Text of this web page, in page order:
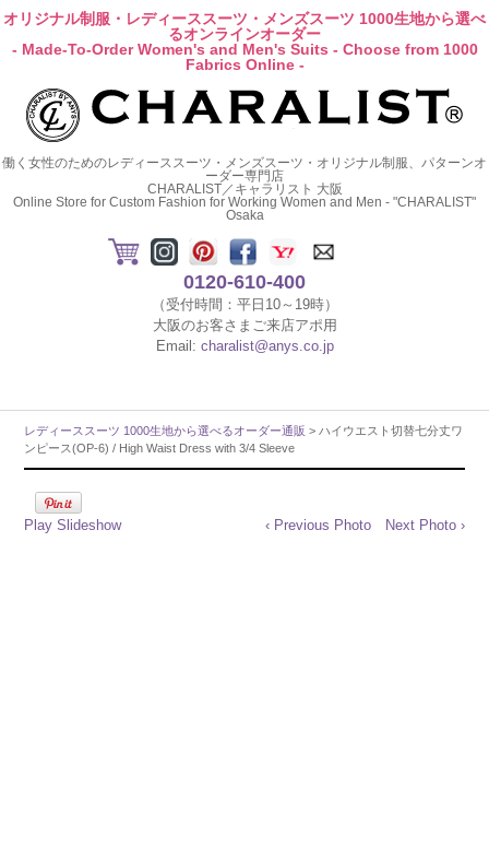
オリジナル制服・レディーススーツ・メンズスーツ 1000生地から選べ
るオンラインオーダー
- Made-To-Order Women's and Men's Suits - Choose from 1000
Fabrics Online -
働く女性のためのレディーススーツ・メンズスーツ・オリジナル制服、パターンオ
ーダー専門店
CHARALIST／キャラリスト 大阪
Online Store for Custom Fashion for Working Women and Men - "CHARALIST"
Osaka
0120-610-400
（受付時間：平日10～19時）
大阪のお客さまご来店アポ用
Email: charalist@anys.co.jp
レディーススーツ 1000生地から選べるオーダー通販 > ハイウエスト切替七分丈ワ
ンピース(OP-6) / High Waist Dress with 3/4 Sleeve
Play Slideshow ‹ Previous Photo Next Photo ›